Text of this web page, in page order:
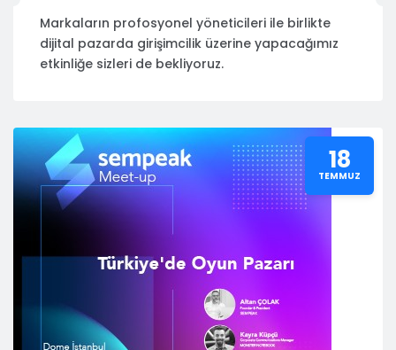
Markaların profosyonel yöneticileri ile birlikte
dijital pazarda girişimcilik üzerine yapacağımız
etkinliğe sizleri de bekliyoruz.
18
TEMMUZ